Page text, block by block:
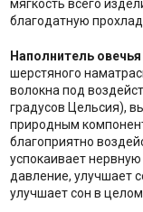
мягкость всего
благодатную
Наполнитель о
шерстяного
волокна под
градусов Цельсия),
природным
благоприятно
успокаивает
давление, улучшает
улучшает сон в